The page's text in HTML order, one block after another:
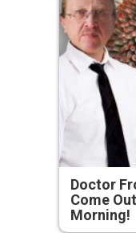
Doctor
Come
Morning!